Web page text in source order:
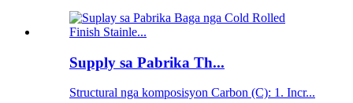
Supply sa Pabrika Th...
Structural nga komposisyon Carbon (C): 1. Incr...